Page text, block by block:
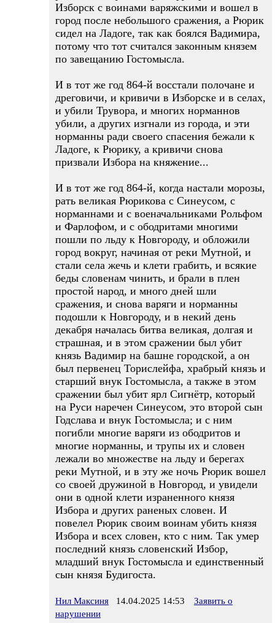
Изборск с воинами варяжскими и вошел в
город после небольшого сражения, а Рюрик
сидел на Ладоге, так как боялся Вадимира,
потому что тот считался законным князем
по завещанию Гостомысла.
И в тот же год 864-й восстали полочане и
дреговичи, и кривичи в Изборске и в селах,
и убили Трувора, и многих норманнов
убили, а других изгнали из города, и эти
норманны ради своего спасения бежали к
Ладоге, к Рюрику, а кривичи снова
призвали Избора на княжение...
И в тот же год 864-й, когда настали морозы,
рать великая Рюрикова с Синеусом, с
норманнами и с военачальниками Рольфом
и Фарлофом, и с ободритами многими
пошли по льду к Новгороду, и обложили
город вокруг, начиная от реки Мутной, и
стали села жечь и клети грабить, и всякие
беды словенам чинить, и брали в плен
простой народ, и много дней шли
сражения, и снова варяги и норманны
подошли к Новгороду, и в некий день
декабря началась битва великая, долгая и
страшная, и в этом сражении был убит
князь Вадимир на башне городской, а он
был первенец Торислейфа, храбрый князь и
старший внук Гостомысла, а также в этом
сражении был убит ярл Сигнётр, который
на Руси наречен Синеусом, это второй сын
Годслава и внук Гостомысла; и с ним
погибли многие варяги из ободритов и
многие норманны, и трупы их и словен
лежали во множестве на льду и берегах
реки Мутной, и в эту же ночь Рюрик вошел
со своей дружиной в Новгород, и увидели
они в одной клети израненного князя
Избора и других раненых словен. И
повелел Рюрик своим воинам убить князя
Избора и всех словен, кто с ним. Так умер
последний князь словенский Избор,
младший внук Гостомысла и единственный
сын князя Будигоста.
Нил Максиня 14.04.2025 14:53
Заявить о
нарушении